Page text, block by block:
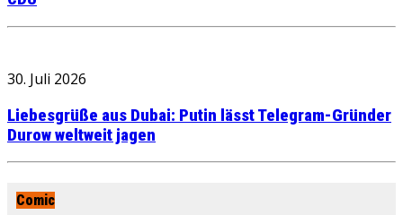
30. Juli 2026
Liebesgrüße aus Dubai: Putin lässt Telegram-Gründer
Durow weltweit jagen
Comic